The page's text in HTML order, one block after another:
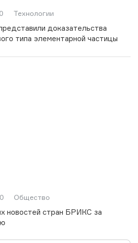
Технологии
доказательства
типа элементарной частицы
Общество
новостей стран БРИКС за